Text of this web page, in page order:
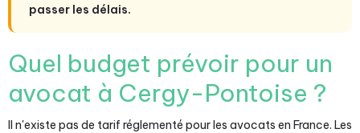
passer les délais.
Quel budget prévoir pour un
avocat à Cergy-Pontoise ?
Il n'existe pas de tarif réglementé pour les avocats en France. Les